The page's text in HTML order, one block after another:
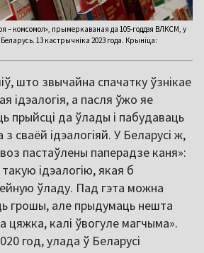
– комсомол», прымеркаваная да 105-годдзя ВЛКСМ, у
13 кастрычніка 2023 года. Крыніца:
што звычайна спачатку ўзнікае
ідэалогія, а пасля ўжо яе
прыйсці да ўлады і пабудаваць
сваёй ідэалогіяй. У Беларусі ж,
пастаўлены паперадзе каня»:
ідэалогію, якая б
ўладу. Пад гэта можна
грошы, але прыдумаць нешта
цяжка, калі ўвогуле магчыма».
год, улада ў Беларусі